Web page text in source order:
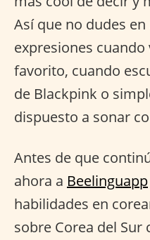
Así que no dudes
expresiones cuando
favorito, cuando
de Blackpink o
dispuesto a sonar
Antes de que
ahora a Beelinguapp
habilidades en
sobre Corea del Sur